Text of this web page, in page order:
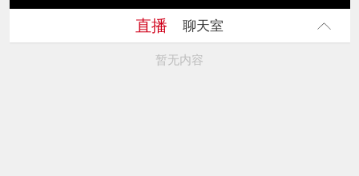
直播 聊天室
暂无内容